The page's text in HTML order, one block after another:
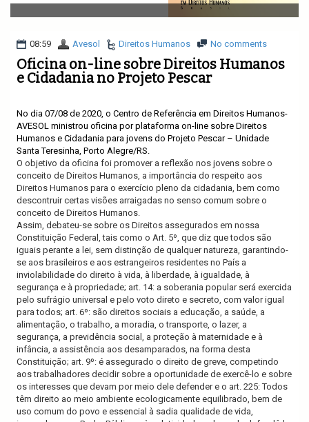
v
i
a
i
o
08:59 Avesol Direitos Humanos No comments
Oficina on-line sobre Direitos Humanos
e Cidadania no Projeto Pescar
No dia 07/08 de 2020, o Centro de Referência em Direitos Humanos-
AVESOL ministrou oficina por plataforma on-line sobre Direitos
Humanos e Cidadania para jovens do Projeto Pescar – Unidade
Santa Teresinha, Porto Alegre/RS.
O objetivo da oficina foi promover a reflexão nos jovens sobre o
conceito de Direitos Humanos, a importância do respeito aos
Direitos Humanos para o exercício pleno da cidadania, bem como
descontruir certas visões arraigadas no senso comum sobre o
conceito de Direitos Humanos.
Assim, debateu-se sobre os Direitos assegurados em nossa
Constituição Federal, tais como o Art. 5º, que diz que todos são
iguais perante a lei, sem distinção de qualquer natureza, garantindo-
se aos brasileiros e aos estrangeiros residentes no País a
inviolabilidade do direito à vida, à liberdade, à igualdade, à
segurança e à propriedade; art. 14: a soberania popular será exercida
pelo sufrágio universal e pelo voto direto e secreto, com valor igual
para todos; art. 6º: são direitos sociais a educação, a saúde, a
alimentação, o trabalho, a moradia, o transporte, o lazer, a
segurança, a previdência social, a proteção à maternidade e à
infância, a assistência aos desamparados, na forma desta
Constituição; art. 9º: é assegurado o direito de greve, competindo
aos trabalhadores decidir sobre a oportunidade de exercê-lo e sobre
os interesses que devam por meio dele defender e o art. 225: Todos
têm direito ao meio ambiente ecologicamente equilibrado, bem de
uso comum do povo e essencial à sadia qualidade de vida,